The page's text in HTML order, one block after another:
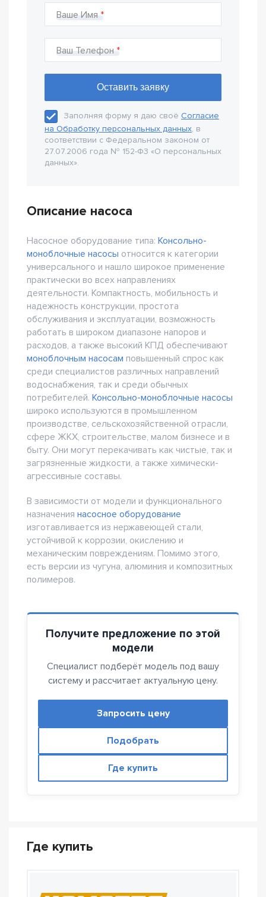
Ваше Имя
Ваш Телефон
Заполняя форму я даю своё Согласие
на Обработку персональных данных, в
соответствии с Федеральном законом от
27.07.2006 года № 152-Ф3 «О персональных
данных».
Описание насоса
Насосное оборудование типа: Консольно-
моноблочные насосы относится к категории
универсального и нашло широкое применение
практически во всех направлениях
деятельности. Компактность, мобильность и
надежность конструкции, простота
обслуживания и эксплуатации, возможность
работать в широком диапазоне напоров и
расходов, а также высокий КПД обеспечивают
моноблочным насосам повышенный спрос как
среди специалистов различных направлений
водоснабжения, так и среди обычных
потребителей. Консольно-моноблочные насосы
широко используются в промышленном
производстве, сельскохозяйственной отрасли,
сфере ЖКХ, строительстве, малом бизнесе и в
быту. Они могут перекачивать как чистые, так и
загрязненные жидкости, а также химически-
агрессивные составы.
В зависимости от модели и функционального
назначения насосное оборудование
изготавливается из нержавеющей стали,
устойчивой к коррозии, окислению и
механическим повреждениям. Помимо этого,
есть версии из чугуна, алюминия и композитных
полимеров.
Получите предложение по этой
модели
Специалист подберёт модель под вашу
систему и рассчитает актуальную цену.
Запросить цену
Подобрать
Где купить
Где купить